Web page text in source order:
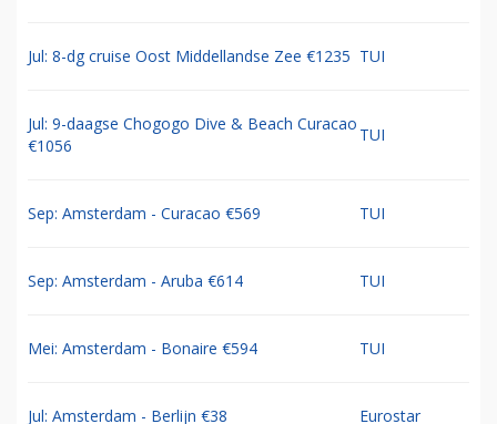
Jul: 8-dg cruise Oost Middellandse Zee €1235 TUI
Jul: 9-daagse Chogogo Dive & Beach Curacao
€1056
TUI
Sep: Amsterdam - Curacao €569 TUI
Sep: Amsterdam - Aruba €614 TUI
Mei: Amsterdam - Bonaire €594 TUI
Jul: Amsterdam - Berlijn €38 Eurostar